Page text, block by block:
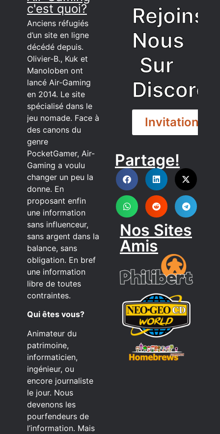
c'est quoi?
Anciens réfugiés
d’un site en ligne
décédé depuis.
Olivier-B., Kuk et
Manoloben ont
lancé Air-Gaming
en 2014. Le site
spécialisé dans le
jeu nomade. Face à
des canons du
genre
PocketGamer, Air-
Gaming a voulu
changer un peu la
donne. En
proposant enfin
une information
sans influenceur,
sans argent dans la
balance, sans
obligation. En bref
une information
libre de toutes
contraintes.
Qui êtes vous?
Animateur du
patrimoine,
informaticien,
ingénieur, ou
encore journaliste
le jour. Nous
devenons les
pourfendeurs de
l’information. Mais
Rejoins
Nous
Sur
Discord
Invitation
DISCORD
Partage!
Nos Sites
Amis